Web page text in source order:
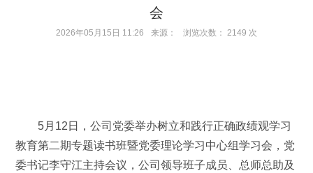
会
2026年05月15日 11:26 来源： 浏览次数： 2149 次
5月12日，公司党委举办树立和践行正确政绩观学习
教育第二期专题读书班暨党委理论学习中心组学习会，党
委书记李守江主持会议，公司领导班子成员、总师总助及